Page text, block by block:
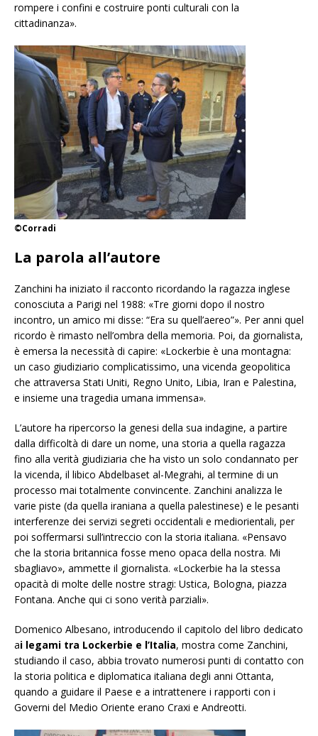
rompere i confini e costruire ponti culturali con la
cittadinanza».
©Corradi
La parola all’autore
Zanchini ha iniziato il racconto ricordando la ragazza inglese
conosciuta a Parigi nel 1988: «Tre giorni dopo il nostro
incontro, un amico mi disse: “Era su quell’aereo”». Per anni quel
ricordo è rimasto nell’ombra della memoria. Poi, da giornalista,
è emersa la necessità di capire: «Lockerbie è una montagna:
un caso giudiziario complicatissimo, una vicenda geopolitica
che attraversa Stati Uniti, Regno Unito, Libia, Iran e Palestina,
e insieme una tragedia umana immensa».
L’autore ha ripercorso la genesi della sua indagine, a partire
dalla difficoltà di dare un nome, una storia a quella ragazza
fino alla verità giudiziaria che ha visto un solo condannato per
la vicenda, il libico Abdelbaset al-Megrahi, al termine di un
processo mai totalmente convincente. Zanchini analizza le
varie piste (da quella iraniana a quella palestinese) e le pesanti
interferenze dei servizi segreti occidentali e mediorientali, per
poi soffermarsi sull’intreccio con la storia italiana. «Pensavo
che la storia britannica fosse meno opaca della nostra. Mi
sbagliavo», ammette il giornalista. «Lockerbie ha la stessa
opacità di molte delle nostre stragi: Ustica, Bologna, piazza
Fontana. Anche qui ci sono verità parziali».
Domenico Albesano, introducendo il capitolo del libro dedicato
ai legami tra Lockerbie e l’Italia, mostra come Zanchini,
studiando il caso, abbia trovato numerosi punti di contatto con
la storia politica e diplomatica italiana degli anni Ottanta,
quando a guidare il Paese e a intrattenere i rapporti con i
Governi del Medio Oriente erano Craxi e Andreotti.